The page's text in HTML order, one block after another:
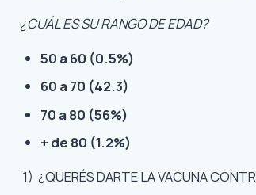
¿CUÁL ES SU RANGO DE EDAD?
50 a 60 (0.5%)
60 a 70 (42.3)
70 a 80 (56%)
+ de 80 (1.2%)
1) ¿QUERÉS DARTE LA VACUNA